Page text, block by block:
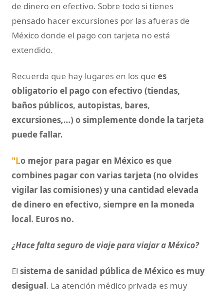
de dinero en efectivo. Sobre todo si tienes
pensado hacer excursiones por las afueras de
México donde el pago con tarjeta no está
extendido.
Recuerda que hay lugares en los que es
obligatorio el pago con efectivo (tiendas,
baños públicos, autopistas, bares,
excursiones,...) o simplemente donde la tarjeta
puede fallar.
"Lo mejor para pagar en México es que
combines pagar con varias tarjeta (no olvides
vigilar las comisiones) y una cantidad elevada
de dinero en efectivo, siempre en la moneda
local. Euros no.
¿Hace falta seguro de viaje para viajar a México?
El sistema de sanidad pública de México es muy
desigual. La atención médico privada es muy